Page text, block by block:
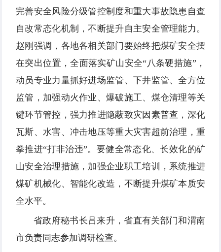
完善安全风险分级管控制度和重大事故隐患自查
自改常态化机制，不断提升自主安全管理能力。
赵刚强调，各地各相关部门要始终把煤矿安全摆
在突出位置，全面落实矿山安全“八条硬措施”，
动员专业力量抓好进场监管、下井监管、全方位
监管，加强动火作业、爆破施工、煤仓清理等关
键环节管控，强力推进隐蔽致灾因素普查，深化
瓦斯、水害、冲击地压等重大灾害超前治理，重
拳推进“打非治违”。要健全常态化、长效化的矿
山安全治理措施，加强企业职工培训，系统推进
煤矿机械化、智能化改造，不断提升煤矿本质安
全水平。
省政府秘书长吕来升，省直有关部门和渭南
市负责同志参加调研检查。